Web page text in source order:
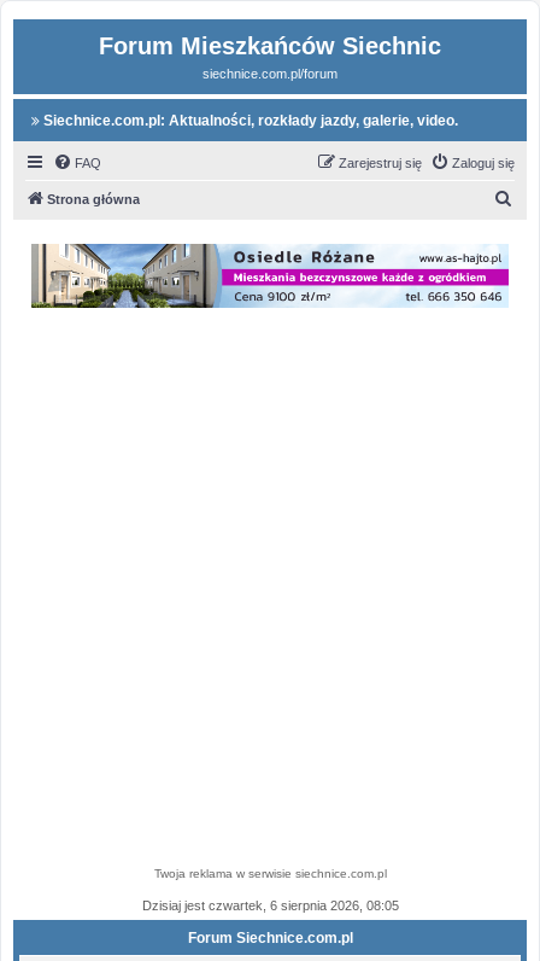
Forum Mieszkańców Siechnic
siechnice.com.pl/forum
Siechnice.com.pl: Aktualności, rozkłady jazdy, galerie, video.
FAQ Zaloguj się
Zarejestruj się
Strona główna
Twoja reklama w serwisie siechnice.com.pl
Dzisiaj jest czwartek, 6 sierpnia 2026, 08:05
Forum Siechnice.com.pl